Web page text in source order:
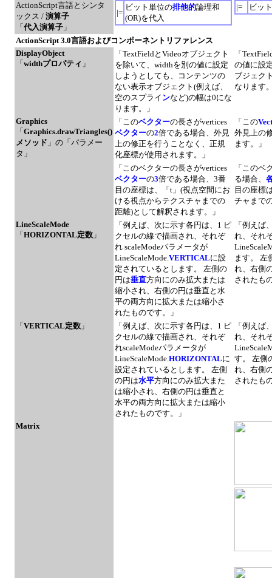
ActionScript言語とシンタ
ックス / 演算子
「 代入演算子 」
|=
ビット単位の排他的論理和
(OR)を代入
|= ビッ
ActionScript 3.0言語およびコンポーネントリファレンス
DisplayObject
「 widthプロパティ 」
「TextFieldとVideoオブジェクト
を除いて、widthを別の値に設定
しようとしても、コンテンツの
ない表示オブジェクト(例えば、
空のスプライ ンなど)の幅は0にな
ります。」
「
の値に設
ブジェク
なります
Graphics
「 Graphics.drawTriangles()
メソッド 」の「パラメー
タ」
「このベクターの長さがvertices
ベクターの2倍である場合、外見
上の修正を行うことなく、正規
化座標が使用されます。」
「この
外見上の
ます。」
「このベクターの長さがvertices
ベクターの3倍である場合、3番
目の座標は、「t」(視点空間にお
ける視点からテクスチャまでの
距離)として解釈されます。」
「このベ
る場合、
目の座標
チャまで
LineScaleMode
「 HORIZONTAL定数 」
「例えば、次に示す各円は、1 ピ
クセルの線で描画され、それぞ
れ scaleModeパラメータが
LineScaleMode.VERTICALに設
定されているとします。 左側の
円は垂直方向にのみ拡大または
縮小され、右側の円は垂直と水
平の両方向に拡大または縮小さ
れたものです。」
「例えば
れ、それ
ます。 左
れ、右側
されたも
「 VERTICAL定数 」
「例えば、次に示す各円は、1 ピ
クセルの線で描画され、それぞ
れscaleModeパラメータが
LineScaleMode.HORIZONTALに
設定されているとします。 左側
の円は水平方向にのみ拡大また
は縮小され、右側の円は垂直と
水平の両方向に拡大または縮小
されたものです。」
「例えば
れ、それ
す。 左側
れ、右側
されたも
Matrix